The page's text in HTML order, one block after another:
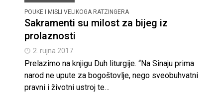
POUKE I MISLI VELIKOGA RATZINGERA
Sakramenti su milost za bijeg iz
prolaznosti
2. rujna 2017.
Prelazimo na knjigu Duh liturgije. “Na Sinaju prima
narod ne upute za bogoštovlje, nego sveobuhvatni
pravni i životni ustroj te…